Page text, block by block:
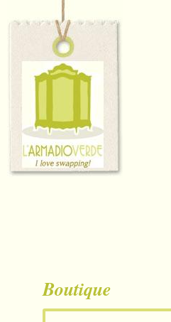
Boutique